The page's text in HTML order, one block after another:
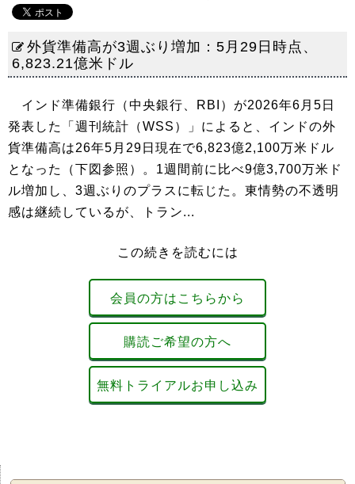
外貨準備高が3週ぶり増加：5月29日時点、
6,823.21億米ドル
インド準備銀行（中央銀行、RBI）が2026年6月5日
発表した「週刊統計（WSS）」によると、インドの外
貨準備高は26年5月29日現在で6,823億2,100万米ドル
となった（下図参照）。1週間前に比べ9億3,700万米ド
ル増加し、3週ぶりのプラスに転じた。東情勢の不透明
感は継続しているが、トラン...
この続きを読むには
会員の方はこちらから
購読ご希望の方へ
無料トライアルお申し込み